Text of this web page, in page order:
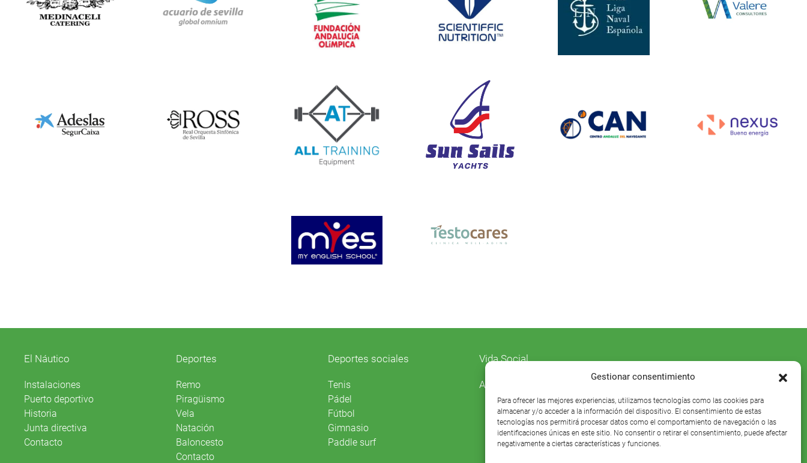
Gestionar consentimiento
Para ofrecer las mejores experiencias, utilizamos tecnologías como las cookies para
almacenar y/o acceder a la información del dispositivo. El consentimiento de estas
tecnologías nos permitirá procesar datos como el comportamiento de navegación o las
identificaciones únicas en este sitio. No consentir o retirar el consentimiento, puede afectar
negativamente a ciertas características y funciones.
El Náutico
Instalaciones
Puerto deportivo
Historia
Junta directiva
Contacto
Deportes
Remo
Piragüismo
Vela
Natación
Baloncesto
Contacto
Deportes sociales
Tenis
Pádel
Fútbol
Gimnasio
Paddle surf
Vida Social
Agenda